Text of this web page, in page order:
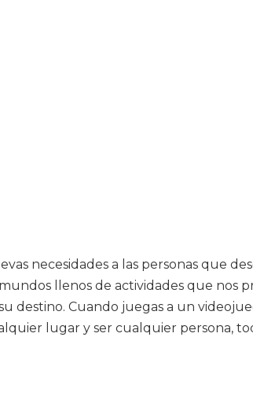
necesidades a las personas que
llenos de actividades que nos
destino. Cuando juegas a un
lugar y ser cualquier persona,